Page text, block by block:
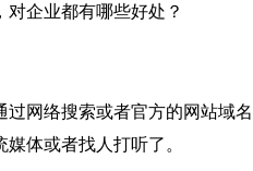
企业都有哪些好处？
网络搜索或者官方的网站域名
体或者找人打听了。